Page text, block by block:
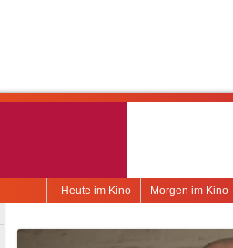
Morgen im Kino
Heute im Kino